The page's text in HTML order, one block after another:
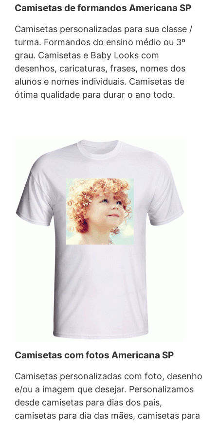
Camisetas de formandos Americana SP
Camisetas personalizadas para sua classe /
turma. Formandos do ensino médio ou 3º
grau. Camisetas e Baby Looks com
desenhos, caricaturas, frases, nomes dos
alunos e nomes individuais. Camisetas de
ótima qualidade para durar o ano todo.
Camisetas com fotos Americana SP
Camisetas personalizadas com foto, desenho
e/ou a imagem que desejar. Personalizamos
desde camisetas para dias dos pais,
camisetas para dia das mães, camisetas para